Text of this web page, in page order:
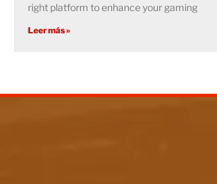
right platform to enhance your gaming
Leer más »